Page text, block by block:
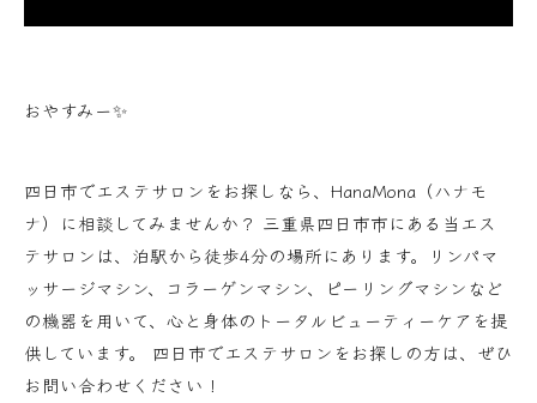
おやすみー✨
四日市でエステサロンをお探しなら、HanaMona（ハナモ
ナ）に相談してみませんか？ 三重県四日市市にある当エス
テサロンは、泊駅から徒歩4分の場所にあります。リンパマ
ッサージマシン、コラーゲンマシン、ピーリングマシンなど
の機器を用いて、心と身体のトータルビューティーケアを提
供しています。 四日市でエステサロンをお探しの方は、ぜひ
お問い合わせください！